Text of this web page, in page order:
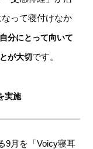
って寝付けなか
分にとって向いて
が大切です。
実施
9月を「Voicy寝耳